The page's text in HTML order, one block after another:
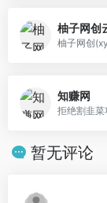
柚子网创
柚子网创
知赚网
拒绝割韭
暂无评论